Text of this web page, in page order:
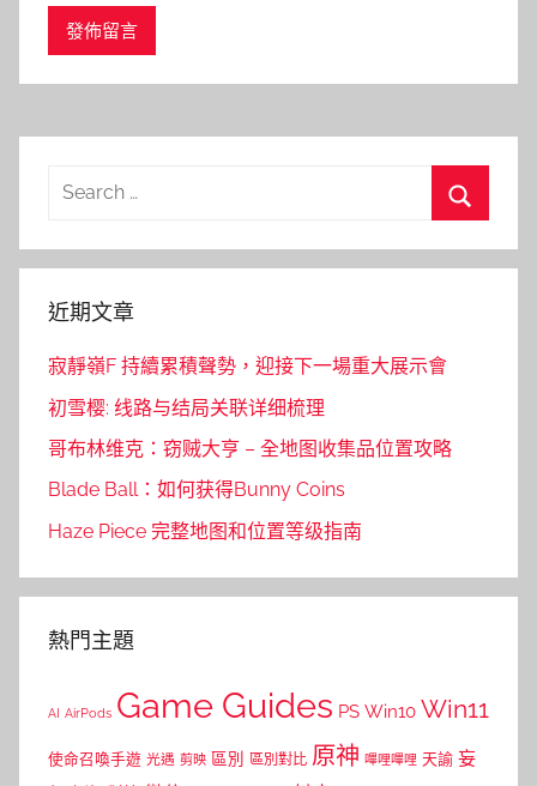
Search
近期文章
寂靜嶺F 持續累積聲勢，迎接下一場重大展示會
初雪樱: 线路与结局关联详细梳理
哥布林维克：窃贼大亨 – 全地图收集品位置攻略
Blade Ball：如何获得Bunny Coins
Haze Piece 完整地图和位置等级指南
熱門主題
AI AirPods Game Guides PS Win10 Win11
使命召喚手遊 光遇 剪映 區別 區別對比 原神 嗶哩嗶哩 天諭 妄